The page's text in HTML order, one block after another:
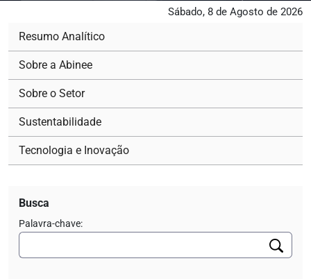
Sábado, 8 de Agosto de 2026
Resumo Analítico
Sobre a Abinee
Sobre o Setor
Sustentabilidade
Tecnologia e Inovação
Busca
Palavra-chave: